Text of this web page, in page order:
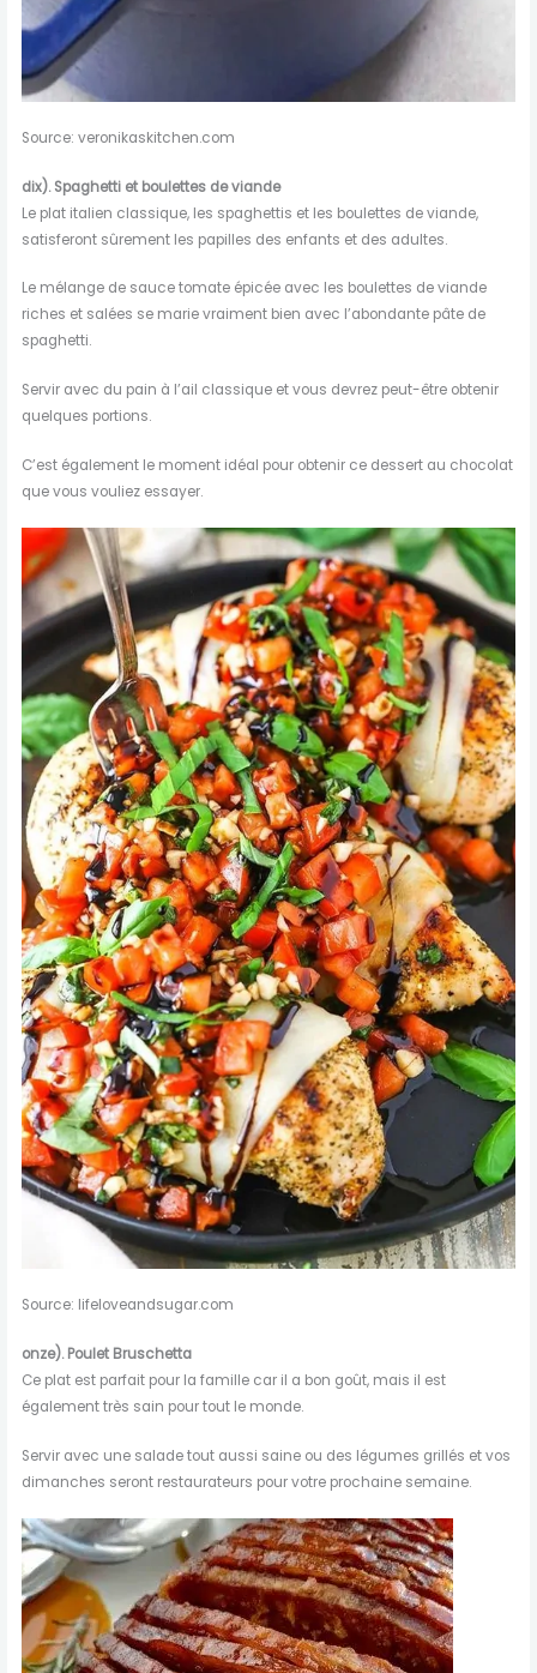
Source: veronikaskitchen.com
dix). Spaghetti et boulettes de viande
Le plat italien classique, les spaghettis et les boulettes de viande,
satisferont sûrement les papilles des enfants et des adultes.
Le mélange de sauce tomate épicée avec les boulettes de viande
riches et salées se marie vraiment bien avec l’abondante pâte de
spaghetti.
Servir avec du pain à l’ail classique et vous devrez peut-être obtenir
quelques portions.
C’est également le moment idéal pour obtenir ce dessert au chocolat
que vous vouliez essayer.
Source: lifeloveandsugar.com
onze). Poulet Bruschetta
Ce plat est parfait pour la famille car il a bon goût, mais il est
également très sain pour tout le monde.
Servir avec une salade tout aussi saine ou des légumes grillés et vos
dimanches seront restaurateurs pour votre prochaine semaine.